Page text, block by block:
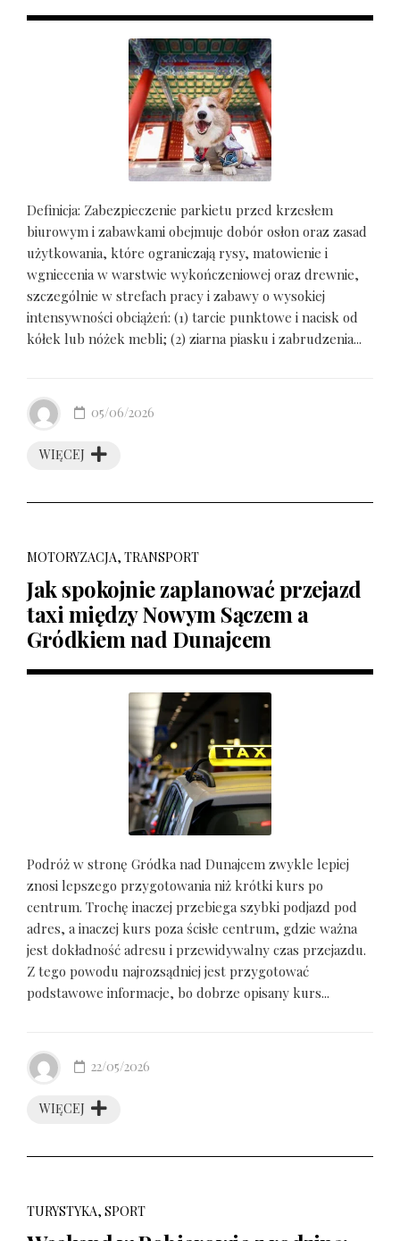
Definicja: Zabezpieczenie parkietu przed krzesłem
biurowym i zabawkami obejmuje dobór osłon oraz zasad
użytkowania, które ograniczają rysy, matowienie i
wgniecenia w warstwie wykończeniowej oraz drewnie,
szczególnie w strefach pracy i zabawy o wysokiej
intensywności obciążeń: (1) tarcie punktowe i nacisk od
kółek lub nóżek mebli; (2) ziarna piasku i zabrudzenia...
WIĘCEJ
05/06/2026
MOTORYZACJA, TRANSPORT
Jak spokojnie zaplanować przejazd
taxi między Nowym Sączem a
Gródkiem nad Dunajcem
Podróż w stronę Gródka nad Dunajcem zwykle lepiej
znosi lepszego przygotowania niż krótki kurs po
centrum. Trochę inaczej przebiega szybki podjazd pod
adres, a inaczej kurs poza ścisłe centrum, gdzie ważna
jest dokładność adresu i przewidywalny czas przejazdu.
Z tego powodu najrozsądniej jest przygotować
podstawowe informacje, bo dobrze opisany kurs...
WIĘCEJ
22/05/2026
TURYSTYKA, SPORT